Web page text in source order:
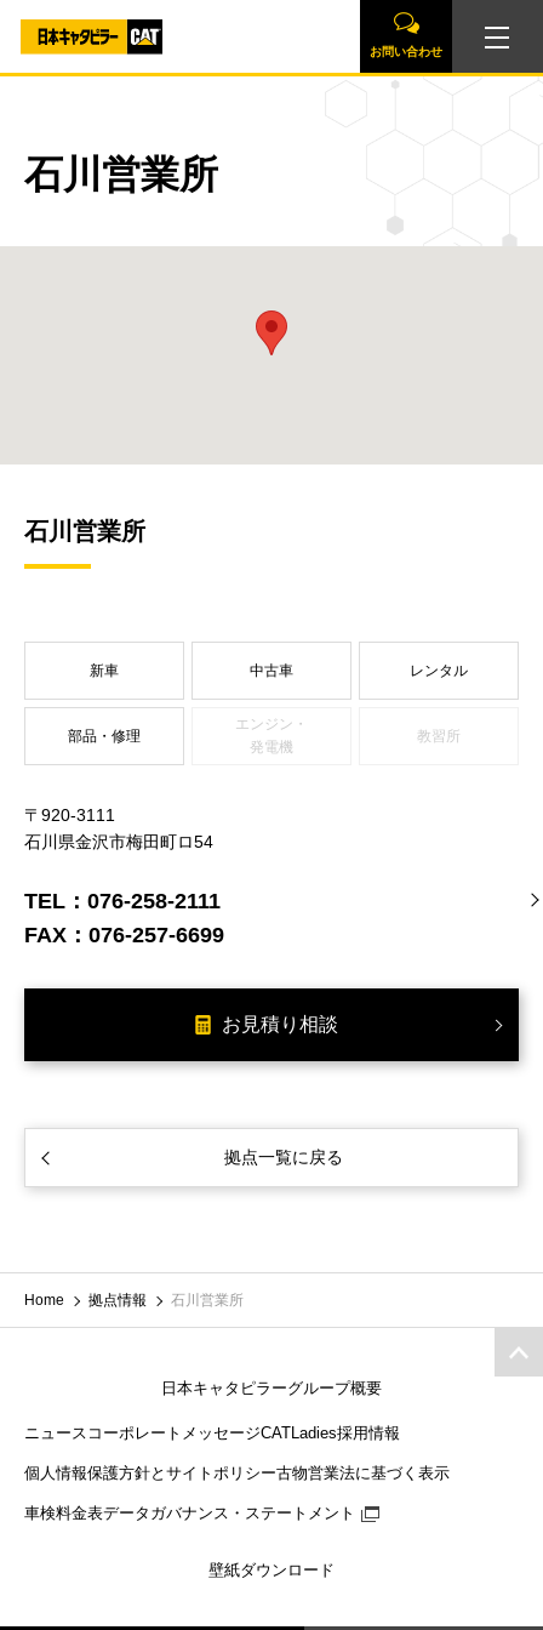
お問い合わせ
石川営業所
石川営業所
新車 中古車 レンタル
部品・修理
エンジン・
発電機
教習所
〒920-3111
石川県金沢市梅田町ロ54
TEL： 076-258-2111
FAX： 076-257-6699
お見積り相談
拠点一覧に戻る
Home 拠点情報 石川営業所
日本キャタピラーグループ概要
ニュース コーポレートメッセージCATLadies採用情報
個人情報保護方針とサイトポリシー古物営業法に基づく表示
車検料金表データガバナンス・ステートメント
壁紙ダウンロード